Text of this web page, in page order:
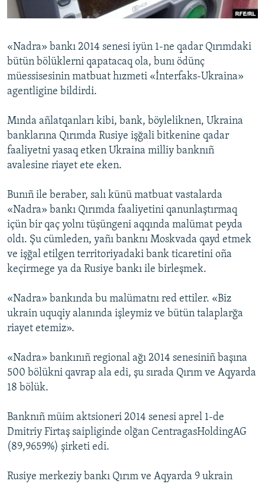
Русский
Українською
QOŞULIÑIZ!
RFE/RS bütün saytları
«Nadra» bankı 2014 senesi iyün 1-ne qadar Qırımdaki
bütün bölüklerni qapatacaq ola, bunı ödünç
müessisesinin matbuat hızmeti «İnterfaks-Ukraina»
agentligine bildirdi.
Mında añlatqanları kibi, bank, böyleliknen, Ukraina
banklarına Qırımda Rusiye işğali bitkenine qadar
faaliyetni yasaq etken Ukraina milliy banknıñ
avalesine riayet ete eken.
Bunıñ ile beraber, salı künü matbuat vastalarda
«Nadra» bankı Qırımda faaliyetini qanunlaştırmaq
içün bir qaç yolnı tüşüngeni aqqında malümat peyda
oldı. Şu cümleden, yañı banknı Moskvada qayd etmek
ve işğal etilgen territoriyadaki bank ticaretini oña
keçirmege ya da Rusiye bankı ile birleşmek.
«Nadra» bankında bu malümatnı red ettiler. «Biz
ukrain uquqiy alanında işleymiz ve bütün talaplarğa
riayet etemiz».
«Nadra» bankınıñ regional ağı 2014 senesiniñ başına
500 bölükni qavrap ala edi, şu sırada Qırım ve Aqyarda
18 bölük.
Banknıñ müim aktsioneri 2014 senesi aprel 1-de
Dmitriy Firtaş saipliginde olğan CentragasHoldingAG
(89,9659%) şirketi edi.
Rusiye merkeziy bankı Qırım ve Aqyarda 9 ukrain